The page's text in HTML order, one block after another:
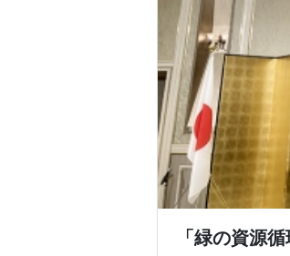
「緑の資源